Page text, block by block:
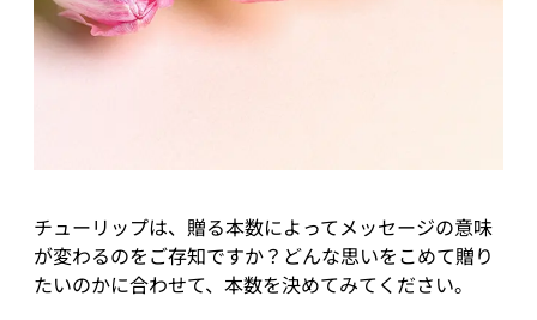
チューリップは、贈る本数によってメッセージの意味
が変わるのをご存知ですか？どんな思いをこめて贈り
たいのかに合わせて、本数を決めてみてください。